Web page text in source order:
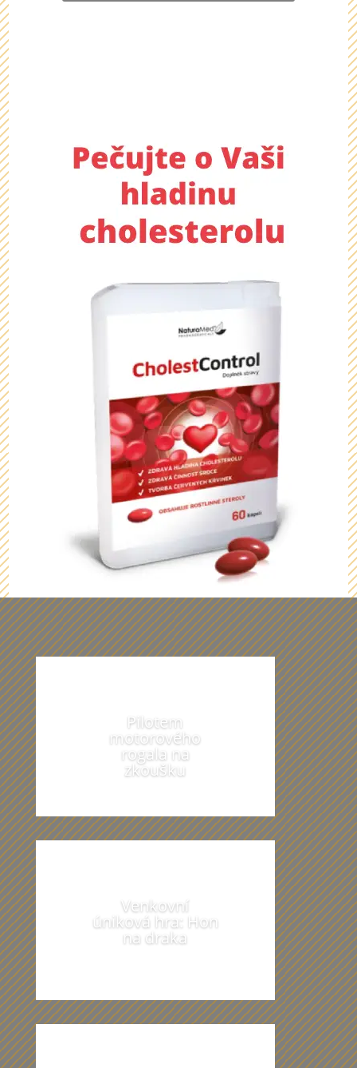
Z našich dárečků vám budou oči
přecházet
Pilotem
motorového
rogala na
zkoušku
Venkovní
úniková hra: Hon
na draka